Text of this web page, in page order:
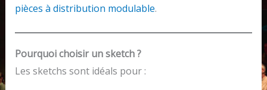
pièces à distribution modulable.
Pourquoi choisir un sketch ?
Les sketchs sont idéals pour :